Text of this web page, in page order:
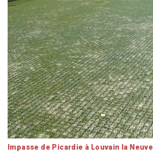
Impasse de Picardie à Louvain la Neuve